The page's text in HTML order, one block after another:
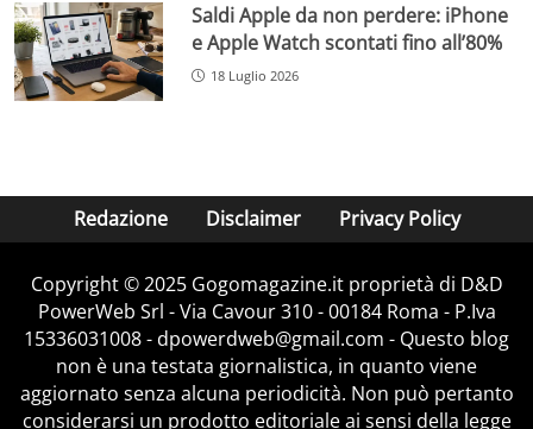
Saldi Apple da non perdere: iPhone
e Apple Watch scontati fino all’80%
18 Luglio 2026
Redazione Disclaimer Privacy Policy
Copyright © 2025 Gogomagazine.it proprietà di D&D
PowerWeb Srl - Via Cavour 310 - 00184 Roma - P.Iva
15336031008 - dpowerdweb@gmail.com - Questo blog
non è una testata giornalistica, in quanto viene
aggiornato senza alcuna periodicità. Non può pertanto
considerarsi un prodotto editoriale ai sensi della legge